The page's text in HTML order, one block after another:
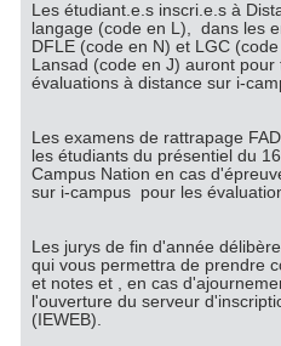
Les étudiant.e.s inscri.e.s à
langage (code en L), dans les
DFLE (code en N) et LGC
Lansad (code en J) auront
évaluations à distance sur i-
Les examens de rattrapage
les étudiants du présentiel du
Campus Nation en cas
sur i-campus pour les
Les jurys de fin d'année
qui vous permettra de prendre
et notes et , en cas
l'ouverture du serveur
(IEWEB).